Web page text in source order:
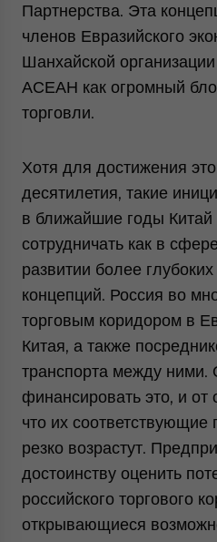
Партнерства. Эта
членов Евразийского
Шанхайской
АСЕАН как огромный
торговли.
Хотя для достижения
десятилетия, такие
в ближайшие годы Китай
сотрудничать как в
развитии более
концепций. Россия во
торговым коридором в
Китая, а также
транспорта между ними.
финансировать это, и
что их соответствующие
резко возрастут.
достоинству оценить
российского торгового
открывающиеся